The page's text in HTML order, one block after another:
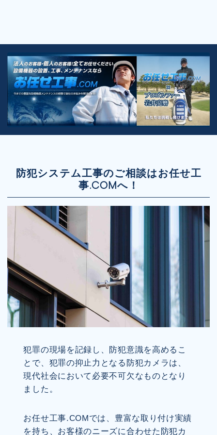
防犯システム工事のご相談はお任せ工
事.COMへ！
犯罪の現場を記録し、防犯意識を高めるこ
とで、犯罪の抑止力となる防犯カメラは、
現代社会において必要不可欠なものとなり
ました。
お任せ工事.COMでは、豊富な取り付け実績
を持ち、お客様のニーズに合わせた防犯カ